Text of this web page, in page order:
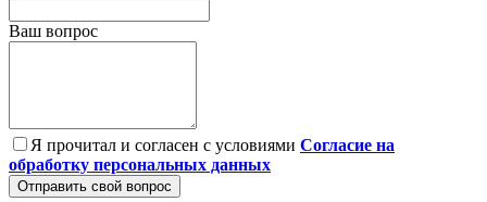
Ваш вопрос
Я прочитал и согласен с условиями Согласие на
обработку персональных данных
Отправить свой вопрос